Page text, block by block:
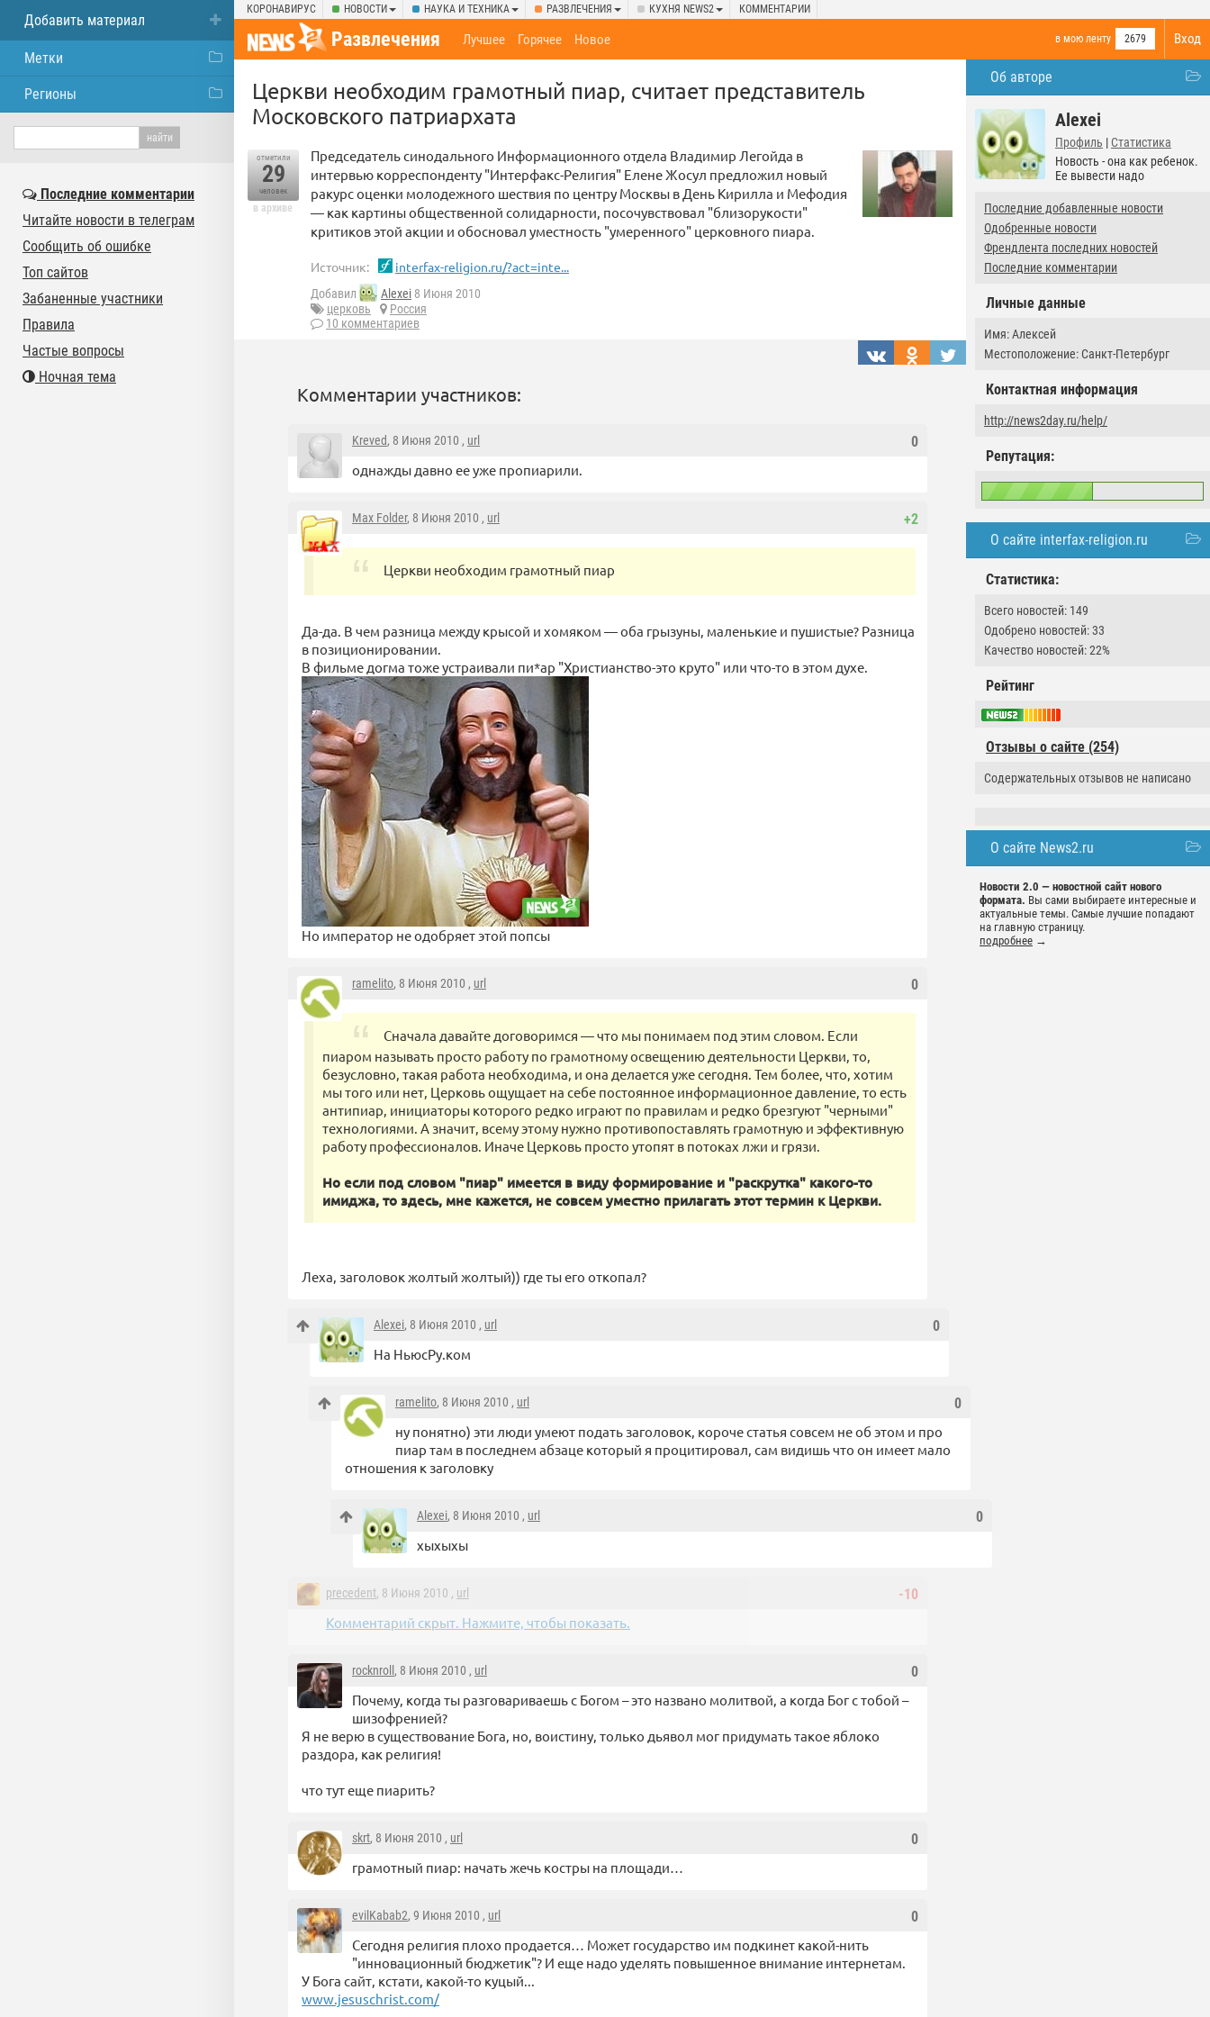
КОРОНАВИРУС НОВОСТИ НАУКА И ТЕХНИКА РАЗВЛЕЧЕНИЯ КУХНЯ NEWS2 КОММЕНТАРИИ
Вход
Развлечения в мою ленту 2679
Лучшее Горячее Новое
Об авторе
Alexei
Профиль | Статистика
Новость - она как ребенок.
Ее вывести надо
Последние добавленные новости
Одобренные новости
Френдлента последних новостей
Последние комментарии
Личные данные
Имя: Алексей
Местоположение: Санкт-Петербург
Контактная информация
http://news2day.ru/help/
Репутация:
О сайте interfax-religion.ru
Статистика:
Всего новостей: 149
Одобрено новостей: 33
Качество новостей: 22%
Рейтинг
Отзывы о сайте (254)
Содержательных отзывов не написано
О сайте News2.ru
Новости 2.0 — новостной сайт нового
формата. Вы сами выбираете интересные и
актуальные темы. Самые лучшие попадают
на главную страницу.
подробнее →
Церкви необходим грамотный пиар, считает представитель
Московского патриархата
отметили
29
человек
в архиве
Председатель синодального Информационного отдела Владимир Легойда в
интервью корреспонденту "Интерфакс-Религия" Елене Жосул предложил новый
ракурс оценки молодежного шествия по центру Москвы в День Кирилла и Мефодия
— как картины общественной солидарности, посочувствовал "близорукости"
критиков этой акции и обосновал уместность "умеренного" церковного пиара.
Источник: interfax-religion.ru/?act=inte...
Добавил Alexei 8 Июня 2010
церковь
Россия
10 комментариев
Комментарии участников:
0
Kreved, 8 Июня 2010 , url
однажды давно ее уже пропиарили.
+2
Max Folder, 8 Июня 2010 , url
Церкви необходим грамотный пиар
Да-да. В чем разница между крысой и хомяком — оба грызуны, маленькие и пушистые? Разница
в позиционировании.
В фильме догма тоже устраивали пи*ар "Христианство-это круто" или что-то в этом духе.
Но император не одобряет этой попсы
0
ramelito, 8 Июня 2010 , url
Сначала давайте договоримся — что мы понимаем под этим словом. Если
пиаром называть просто работу по грамотному освещению деятельности Церкви, то,
безусловно, такая работа необходима, и она делается уже сегодня. Тем более, что, хотим
мы того или нет, Церковь ощущает на себе постоянное информационное давление, то есть
антипиар, инициаторы которого редко играют по правилам и редко брезгуют "черными"
технологиями. А значит, всему этому нужно противопоставлять грамотную и эффективную
работу профессионалов. Иначе Церковь просто утопят в потоках лжи и грязи.
Но если под словом "пиар" имеется в виду формирование и "раскрутка" какого-то
имиджа, то здесь, мне кажется, не совсем уместно прилагать этот термин к Церкви.
Леха, заголовок жолтый жолтый)) где ты его откопал?
0
Alexei, 8 Июня 2010 , url
На НьюсРу.ком
0
ramelito, 8 Июня 2010 , url
ну понятно) эти люди умеют подать заголовок, короче статья совсем не об этом и про
пиар там в последнем абзаце который я процитировал, сам видишь что он имеет мало
отношения к заголовку
0
Alexei, 8 Июня 2010 , url
хыхыхы
-10
precedent, 8 Июня 2010 , url
Комментарий скрыт. Нажмите, чтобы показать.
0
rocknroll , 8 Июня 2010 , url
Почему, когда ты разговариваешь с Богом – это названо молитвой, а когда Бог с тобой –
шизофренией?
Я не верю в существование Бога, но, воистину, только дьявол мог придумать такое яблоко
раздора, как религия!
что тут еще пиарить?
0
skrt, 8 Июня 2010 , url
грамотный пиар: начать жечь костры на площади…
0
evilKabab2, 9 Июня 2010 , url
Сегодня религия плохо продается… Может государство им подкинет какой-нить
"инновационный бюджетик"? И еще надо уделять повышенное внимание интернетам.
У Бога сайт, кстати, какой-то куцый...
www.jesuschrist.com/
Добавить материал
Метки
Регионы
Последние комментарии
Читайте новости в телеграм
Сообщить об ошибке
Топ сайтов
Забаненные участники
Правила
Частые вопросы
Ночная тема